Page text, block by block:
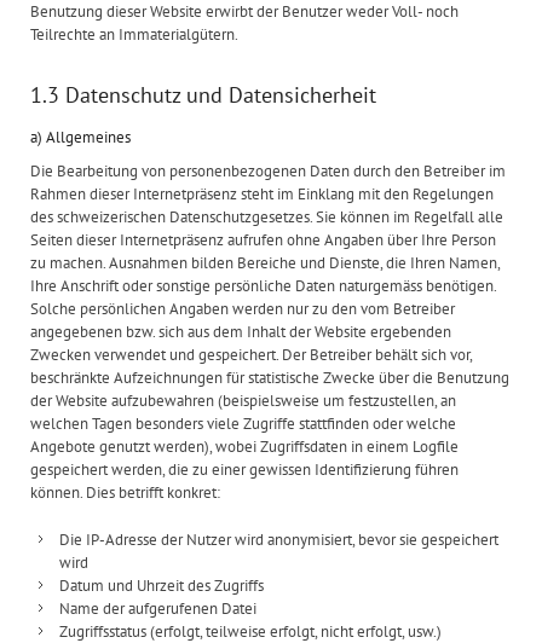
Benutzung dieser Website erwirbt der Benutzer weder Voll- noch
Teilrechte an Immaterialgütern.
1.3 Datenschutz und Datensicherheit
a) Allgemeines
Die Bearbeitung von personenbezogenen Daten durch den Betreiber im
Rahmen dieser Internetpräsenz steht im Einklang mit den Regelungen
des schweizerischen Datenschutzgesetzes. Sie können im Regelfall alle
Seiten dieser Internetpräsenz aufrufen ohne Angaben über Ihre Person
zu machen. Ausnahmen bilden Bereiche und Dienste, die Ihren Namen,
Ihre Anschrift oder sonstige persönliche Daten naturgemäss benötigen.
Solche persönlichen Angaben werden nur zu den vom Betreiber
angegebenen bzw. sich aus dem Inhalt der Website ergebenden
Zwecken verwendet und gespeichert. Der Betreiber behält sich vor,
beschränkte Aufzeichnungen für statistische Zwecke über die Benutzung
der Website aufzubewahren (beispielsweise um festzustellen, an
welchen Tagen besonders viele Zugriffe stattfinden oder welche
Angebote genutzt werden), wobei Zugriffsdaten in einem Logfile
gespeichert werden, die zu einer gewissen Identifizierung führen
können. Dies betrifft konkret:
Die IP-Adresse der Nutzer wird anonymisiert, bevor sie gespeichert
wird
Datum und Uhrzeit des Zugriffs
Name der aufgerufenen Datei
Zugriffsstatus (erfolgt, teilweise erfolgt, nicht erfolgt, usw.)